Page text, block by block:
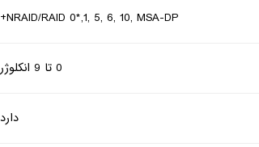
NRAID/RAID 0*,1, 5, 6, 10, MSA-DP+
0 تا 9 انکلوژر
دارد